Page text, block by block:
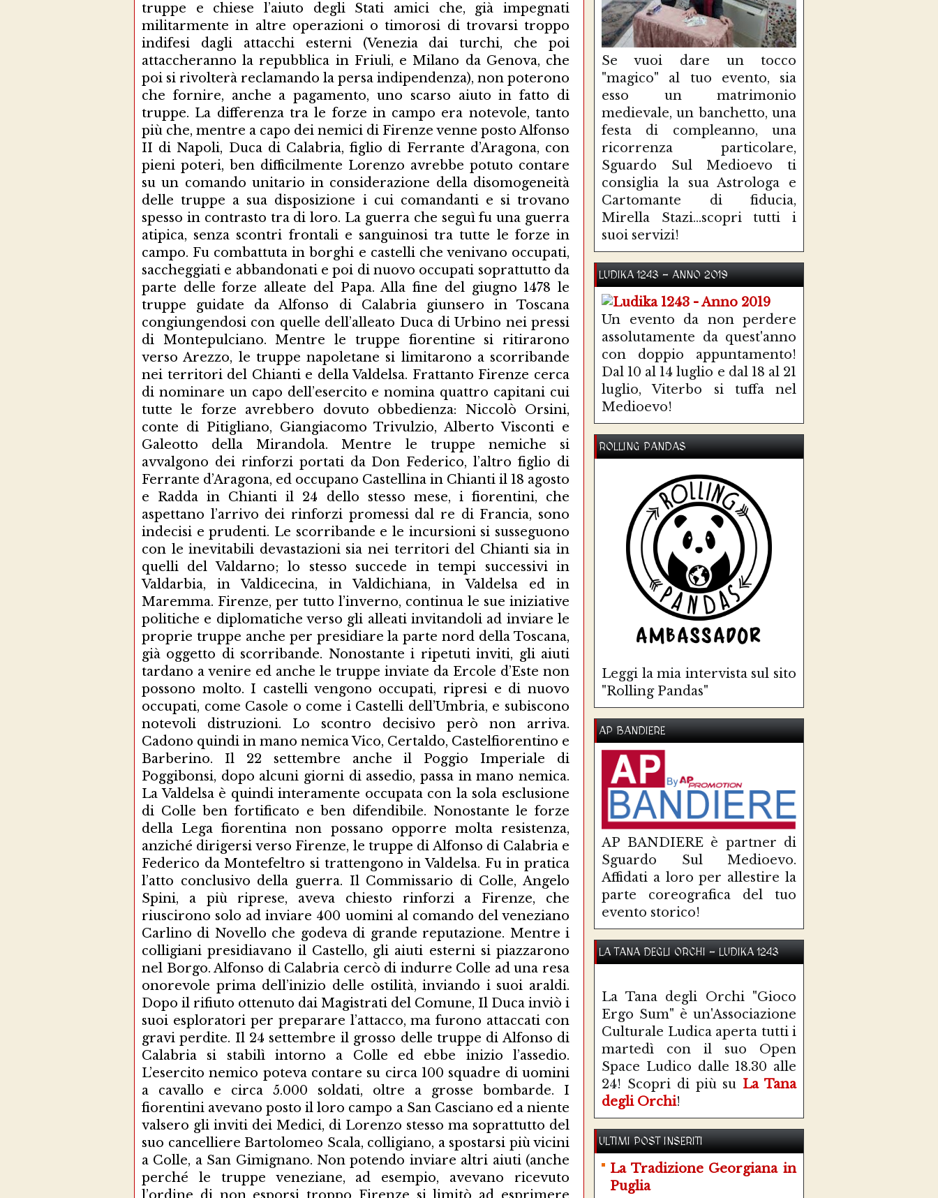
Se vuoi dare un tocco
"magico" al tuo evento, sia
esso un matrimonio
medievale, un banchetto, una
festa di compleanno, una
ricorrenza particolare,
Sguardo Sul Medioevo ti
consiglia la sua Astrologa e
Cartomante di fiducia,
Mirella Stazi...scopri tutti i
suoi servizi!
LUDIKA 1243 - ANNO 2019
Un evento da non perdere
assolutamente da quest'anno
con doppio appuntamento!
Dal 10 al 14 luglio e dal 18 al 21
luglio, Viterbo si tuffa nel
Medioevo!
ROLLING PANDAS
Leggi la mia intervista sul sito
"Rolling Pandas"
AP BANDIERE
AP BANDIERE è partner di
Sguardo Sul Medioevo.
Affidati a loro per allestire la
parte coreografica del tuo
evento storico!
LA TANA DEGLI ORCHI - LUDIKA 1243
La Tana degli Orchi "Gioco
Ergo Sum" è un'Associazione
Culturale Ludica aperta tutti i
martedì con il suo Open
Space Ludico dalle 18.30 alle
24! Scopri di più su La Tana
degli Orchi!
ULTIMI POST INSERITI
La Tradizione Georgiana in
Puglia